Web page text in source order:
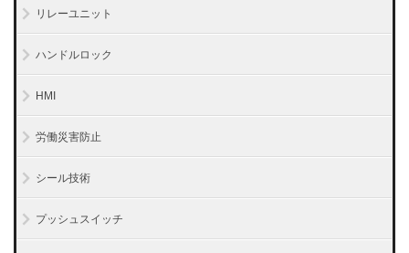
リレーユニット
ハンドルロック
HMI
労働災害防止
シール技術
プッシュスイッチ